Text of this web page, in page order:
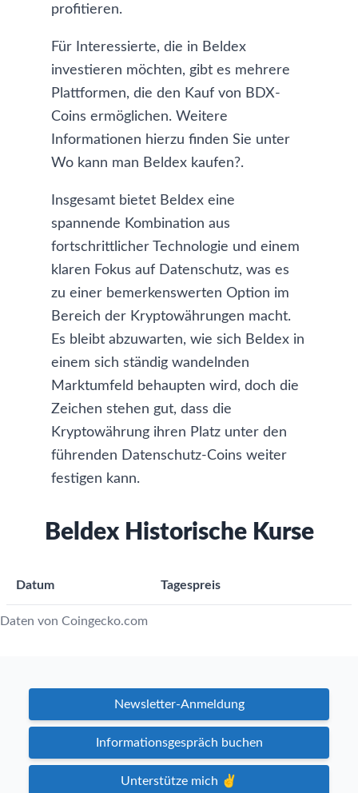
profitieren.
Für Interessierte, die in Beldex
investieren möchten, gibt es mehrere
Plattformen, die den Kauf von BDX-
Coins ermöglichen. Weitere
Informationen hierzu finden Sie unter
Wo kann man Beldex kaufen?.
Insgesamt bietet Beldex eine
spannende Kombination aus
fortschrittlicher Technologie und einem
klaren Fokus auf Datenschutz, was es
zu einer bemerkenswerten Option im
Bereich der Kryptowährungen macht.
Es bleibt abzuwarten, wie sich Beldex in
einem sich ständig wandelnden
Marktumfeld behaupten wird, doch die
Zeichen stehen gut, dass die
Kryptowährung ihren Platz unter den
führenden Datenschutz-Coins weiter
festigen kann.
Beldex Historische Kurse
Datum Tagespreis
Daten von Coingecko.com
Newsletter-Anmeldung
Informationsgespräch buchen
Unterstütze mich ✌️